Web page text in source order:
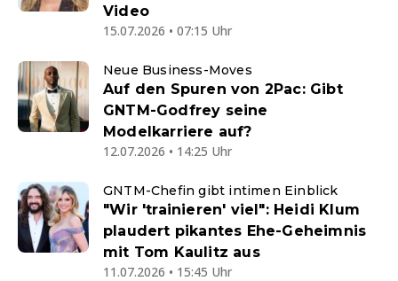
Video
15.07.2026 • 07:15 Uhr
Neue Business-Moves
Auf den Spuren von 2Pac: Gibt
GNTM-Godfrey seine
Modelkarriere auf?
12.07.2026 • 14:25 Uhr
GNTM-Chefin gibt intimen Einblick
"Wir 'trainieren' viel": Heidi Klum
plaudert pikantes Ehe-Geheimnis
mit Tom Kaulitz aus
11.07.2026 • 15:45 Uhr